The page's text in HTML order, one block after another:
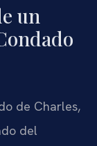
un
de Charles,
del